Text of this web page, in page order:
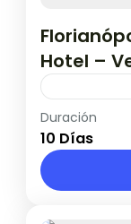
Hotel –
Salidas
febrero.
Duración
10 Días